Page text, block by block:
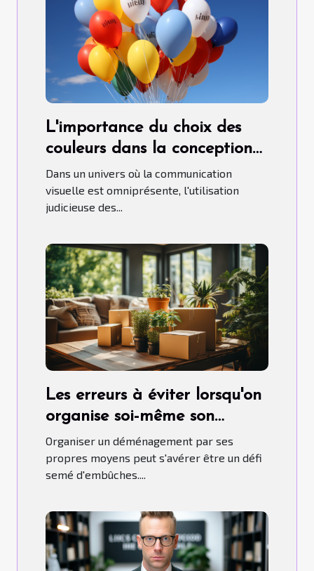
L'importance du choix des
couleurs dans la conception
de ballons publicitaires
hélium.
Dans un univers où la communication
visuelle est omniprésente, l'utilisation
judicieuse des...
Les erreurs à éviter lorsqu'on
organise soi-même son
déménagement
Organiser un déménagement par ses
propres moyens peut s'avérer être un défi
semé d'embûches....